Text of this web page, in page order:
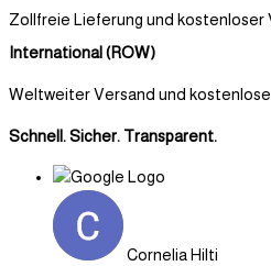
Zollfreie Lieferung und kostenloser
International (ROW)
Weltweiter Versand und kostenlose
Schnell. Sicher. Transparent.
Cornelia Hilti